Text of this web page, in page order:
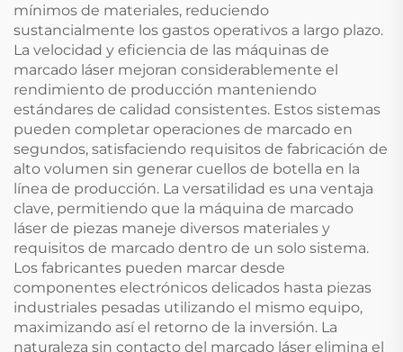
mínimos de materiales, reduciendo
sustancialmente los gastos operativos a largo plazo.
La velocidad y eficiencia de las máquinas de
marcado láser mejoran considerablemente el
rendimiento de producción manteniendo
estándares de calidad consistentes. Estos sistemas
pueden completar operaciones de marcado en
segundos, satisfaciendo requisitos de fabricación de
alto volumen sin generar cuellos de botella en la
línea de producción. La versatilidad es una ventaja
clave, permitiendo que la máquina de marcado
láser de piezas maneje diversos materiales y
requisitos de marcado dentro de un solo sistema.
Los fabricantes pueden marcar desde
componentes electrónicos delicados hasta piezas
industriales pesadas utilizando el mismo equipo,
maximizando así el retorno de la inversión. La
naturaleza sin contacto del marcado láser elimina el